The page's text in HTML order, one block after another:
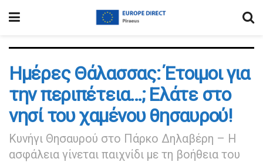
Ημέρες Θάλασσας: Έτοιμοι για
την περιπέτεια…; Ελάτε στο
νησί του χαμένου θησαυρού!
Κυνήγι Θησαυρού στο Πάρκο Δηλαβέρη – Η
ασφάλεια γίνεται παιχνίδι με τη βοήθεια του